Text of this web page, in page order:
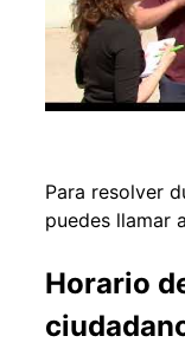
Para resolver
puedes llamar
Horario